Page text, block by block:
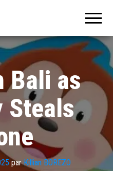
Bali as
Steals
parKillian BOREZO